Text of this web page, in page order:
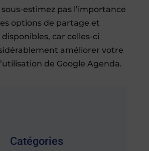
estimez pas l’importance
options de partage et
car celles-ci
améliorer votre
de Google Agenda.
Catégories